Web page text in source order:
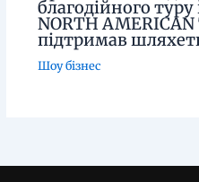
благодійного
NORTH AMERICAN
підтримав
Шоу бізнес